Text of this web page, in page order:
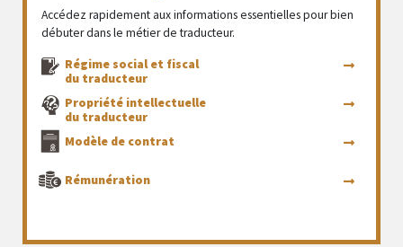
Accédez rapidement aux informations essentielles pour bien
débuter dans le métier de traducteur.
Régime social et fiscal
du traducteur
Propriété intellectuelle
du traducteur
Modèle de contrat
Rémunération